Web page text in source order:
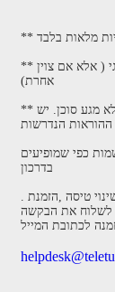
** המחירים המוצגים בחופשות לחו"ל הנם לאדם בחדר זוגי ( אלא אם צוין
אחרת)
** ההזמנות המתבצעות בחברתנו הנם אינטרנטיות וללא מגע סוכן. יש
ההוראות הנדרשות
כפי שמופיעים
בדרכון
לשלוח את הבקשה